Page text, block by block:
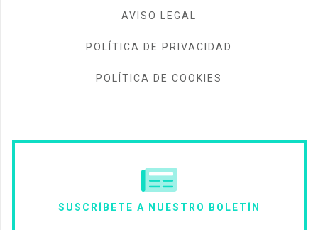
AVISO LEGAL
POLÍTICA DE PRIVACIDAD
POLÍTICA DE COOKIES
SUSCRÍBETE A NUESTRO BOLETÍN